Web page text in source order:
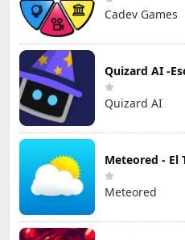
Cadev Games
Quizard AI -
Quizard AI
Meteored - El
Meteored